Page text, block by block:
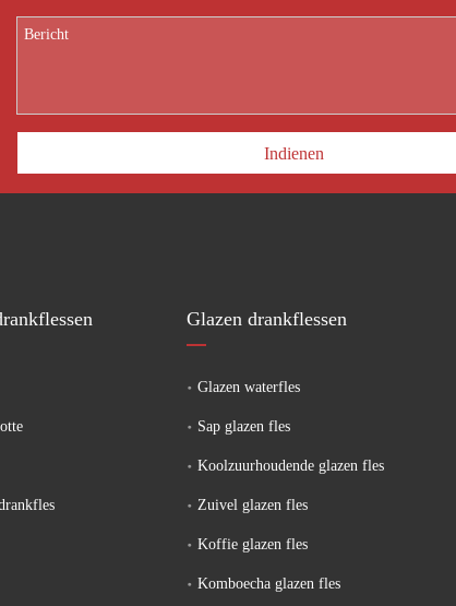
Indienen
Glazen drankflessen
Glazen waterfles
Sap glazen fles
Koolzuurhoudende glazen fles
Zuivel glazen fles
Koffie glazen fles
Komboecha glazen fles